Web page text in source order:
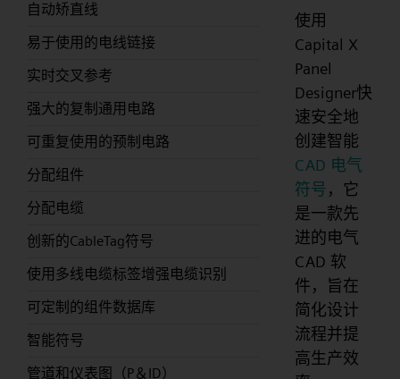
自动矫直线
易于使用的电线链接
实时交叉参考
强大的复制通用电路
可重复使用的预制电路
分配组件
分配电缆
创新的CableTag符号
使用多线电缆标签增强电缆识别
可定制的组件数据库
智能符号
管道和仪表图（P＆ID）
使用
Capital X
Panel
Designer快
速安全地
创建智能
CAD 电气
符号，它
是一款先
进的电气
CAD 软
件，旨在
简化设计
流程并提
高生产效